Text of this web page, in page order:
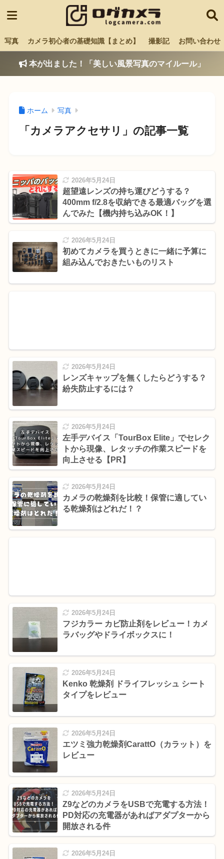
写真 カメラ初心者の基礎知識【まとめ】 撮影記 お問い合わせ
本が出ました！「美しい風景写真のマイルール」
ホーム 写真
「カメラアクセサリ」の記事一覧
2026年5月24日
超望遠レンズの持ち運びどうする？
400mm f/2.8を収納できる最適バッグを選
んでみた【機内持ち込みOK！】
2026年5月24日
初めてカメラを買うときに一緒に予算に
組み込んでおきたいものリスト
2026年5月24日
レンズキャップを無くしたらどうする？
紛失防止するには？
2026年5月24日
左手デバイス「TourBox Elite」でセレク
トから現像、レタッチの作業スピードを
向上させる【PR】
2026年5月24日
カメラの乾燥剤を比較！保管に適してい
る乾燥剤はどれだ！？
2026年5月24日
フジカラー カビ防止剤をレビュー！カメ
ラバッグやドライボックスに！
2026年5月24日
Kenko 乾燥剤 ドライフレッシュ シート
タイプをレビュー
2026年5月24日
エツミ強力乾燥剤CarattO（カラット）を
レビュー
2026年5月24日
Z9などのカメラをUSBで充電する方法！
PD対応の充電器があればアダプターから
開放される件
2026年5月24日